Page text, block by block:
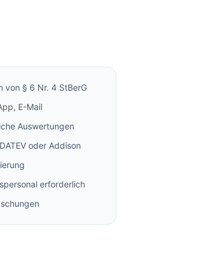
von § 6 Nr. 4 StBerG
E-Mail
Auswertungen
oder Addison
erforderlich